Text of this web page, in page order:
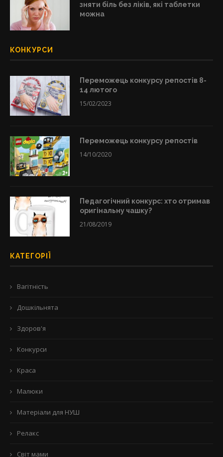
зняти біль без ліків, які таблетки
можна
КОНКУРСИ
Переможець конкурсу репостів 8-
14 лютого
15/02/2023
Переможець конкурсу репостів
14/10/2020
Педагогічний конкурс: хто отримав
оригінальну чашку?
21/08/2019
КАТЕГОРІЇ
Вагітність
Дошкільнята
Здоров'я
Конкурси
Краса
Малюки
Матеріали для НУШ
Релакс
Світ мами